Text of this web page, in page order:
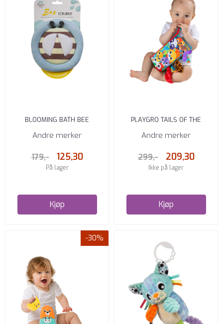
BLOOMING BATH BEE
VASKEKLUT
Andre merker
179,- 125,30
På lager
Kjøp
PLAYGRO TAILS OF THE
WORLD SENSORY BOOK 0M+
Andre merker
299,- 209,30
Ikke på lager
Kjøp
-30%